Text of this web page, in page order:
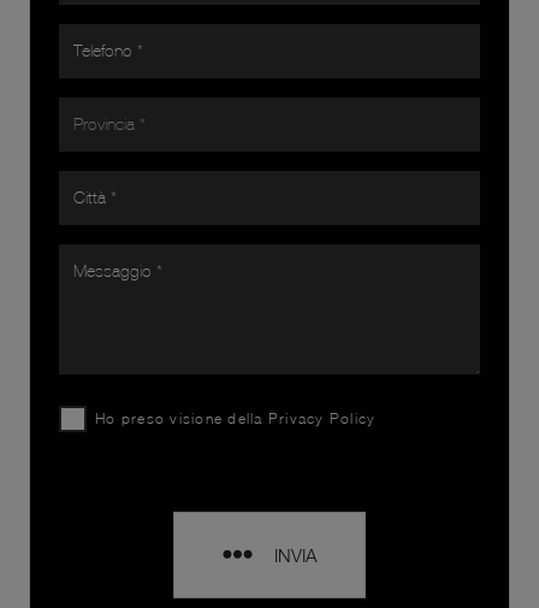
Ho preso visione della Privacy Policy
INVIA